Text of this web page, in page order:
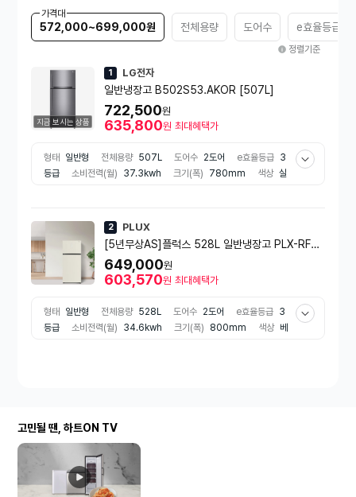
가격대
572,000~699,000원 전체용량 도어수 e효율등급
정렬기준
지금 보시는 상품
1 LG전자
일반냉장고 B502S53.AKOR [507L]
722,500원
635,800원 최대혜택가
형태 일반형 전체용량 507L 도어수 2도어 e효율등급 3
등급
소비전력(월) 37.3kwh 크기(폭) 780mm 색상 실
냉동/하냉장
냉각방식
레이 위치
부가기능 냉장실 수납
서랍
선반 컴프레서 인버터 컴프레서
2 PLUX
[5년무상AS]플럭스 528L 일반냉장고 PLX-RF52
8BG [528L,베이지]
649,000원
603,570원 최대혜택가
형태 일반형 전체용량 528L 도어수 2도어 e효율등급 3
등급
소비전력(월) 34.6kwh 크기(폭) 800mm 색상 베
고민될 땐, 하트ON TV